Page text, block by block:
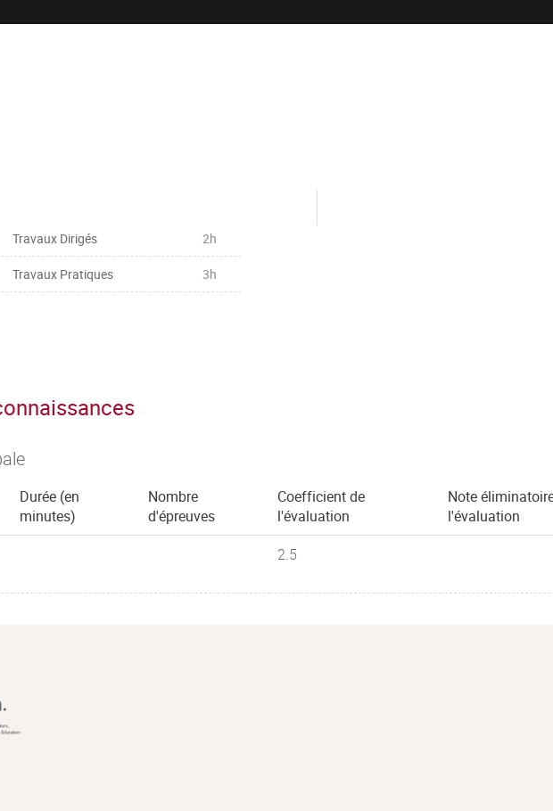
Travaux Dirigés 2h
Travaux Pratiques 3h
Durée (en
minutes)
Nombre
d'épreuves
Coefficient de
l'évaluation
Note
l'évaluation
2.5